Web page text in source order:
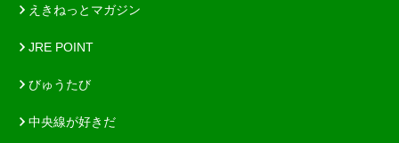
えきねっとマガジン
JRE POINT
びゅうたび
中央線が好きだ